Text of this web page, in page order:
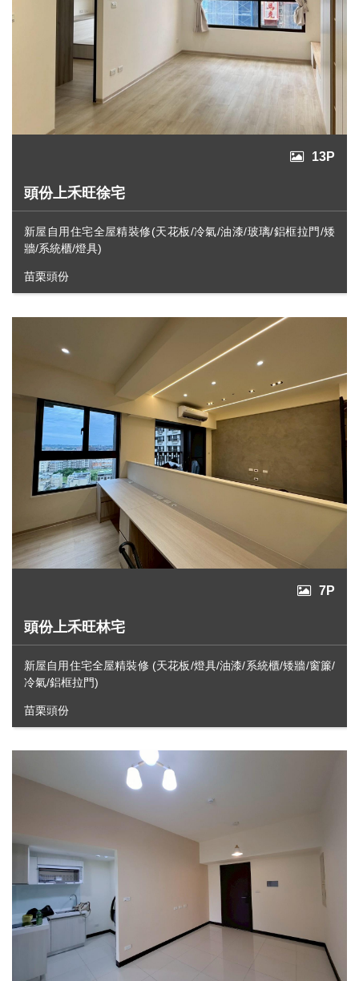
13P
頭份上禾旺徐宅
新屋自用住宅全屋精裝修(天花板/冷氣/油漆/玻璃/鋁框拉門/矮
牆/系統櫃/燈具)
苗栗頭份
7P
頭份上禾旺林宅
新屋自用住宅全屋精裝修 (天花板/燈具/油漆/系統櫃/矮牆/窗簾/
冷氣/鋁框拉門)
苗栗頭份